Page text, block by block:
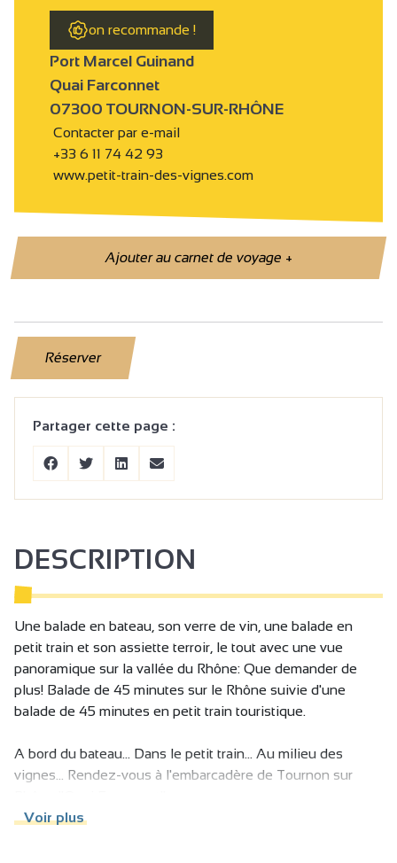
on recommande !
Port Marcel Guinand
Quai Farconnet
07300 TOURNON-SUR-RHÔNE
Contacter par e-mail
+33 6 11 74 42 93
www.petit-train-des-vignes.com
Ajouter au carnet de voyage+
Réserver
Partager cette page :
DESCRIPTION
Une balade en bateau, son verre de vin, une balade en
petit train et son assiette terroir, le tout avec une vue
panoramique sur la vallée du Rhône: Que demander de
plus! Balade de 45 minutes sur le Rhône suivie d'une
balade de 45 minutes en petit train touristique.
A bord du bateau... Dans le petit train... Au milieu des
vignes... Rendez-vous à l'embarcadère de Tournon sur
Voir plus